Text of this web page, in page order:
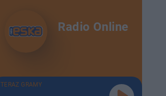
Radio Online
TERAZ GRAMY